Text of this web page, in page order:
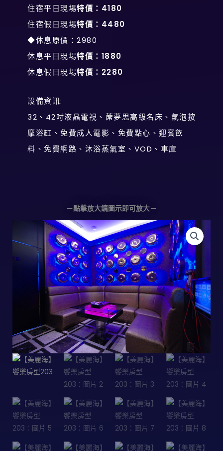
住宿平日現場特價：4180
住宿假日現場特價：4480
◆休息原價：2980
休息平日現場特價：1880
休息假日現場特價：2280
設備資訊:
32、42吋液晶電視、蓆夢思高級名床、氣泡按
摩浴缸、免費成人電影、免費點心、迎賓飲
料、免費網路、沐浴蒸氣室、VOD、車庫
－點擊放大鏡圖示即可放大－